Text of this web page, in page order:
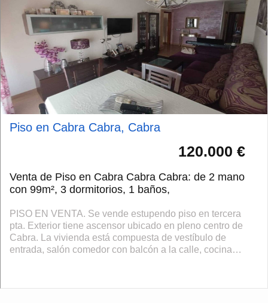
Piso en Cabra Cabra, Cabra
120.000 €
Venta de Piso en Cabra Cabra Cabra: de 2 mano
con 99m², 3 dormitorios, 1 baños,
PISO EN VENTA. Se vende estupendo piso en tercera
pta. Exterior tiene ascensor ubicado en pleno centro de
Cabra. La vivienda está compuesta de vestíbulo de
entrada, salón comedor con balcón a la calle, cocina